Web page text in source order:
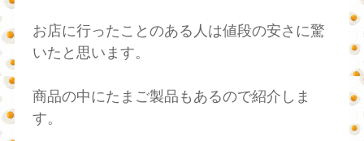
お店に行ったことのある人は値段の安さに驚
いたと思います。
商品の中にたまご製品もあるので紹介しま
す。